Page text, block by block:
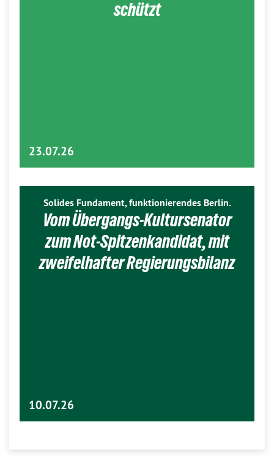
schützt
23.07.26
Solides Fundament, funktionierendes Berlin.
Vom Übergangs-Kultursenator
zum Not-Spitzenkandidat, mit
zweifelhafter Regierungsbilanz
10.07.26